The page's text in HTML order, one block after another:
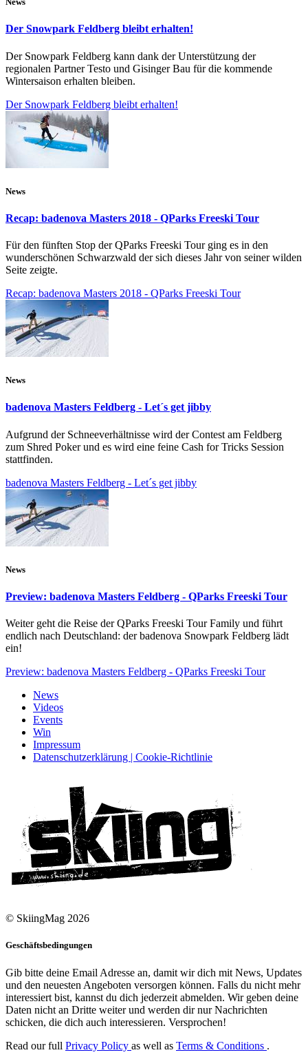
Der Snowpark Feldberg bleibt erhalten!
Der Snowpark Feldberg kann dank der Unterstützung der
regionalen Partner Testo und Gisinger Bau für die kommende
Wintersaison erhalten bleiben.
Der Snowpark Feldberg bleibt erhalten!
News
Recap: badenova Masters 2018 - QParks Freeski Tour
Für den fünften Stop der QParks Freeski Tour ging es in den
wunderschönen Schwarzwald der sich dieses Jahr von seiner wilden
Seite zeigte.
Recap: badenova Masters 2018 - QParks Freeski Tour
News
badenova Masters Feldberg - Let´s get jibby
Aufgrund der Schneeverhältnisse wird der Contest am Feldberg
zum Shred Poker und es wird eine feine Cash for Tricks Session
stattfinden.
badenova Masters Feldberg - Let´s get jibby
News
Preview: badenova Masters Feldberg - QParks Freeski Tour
Weiter geht die Reise der QParks Freeski Tour Family und führt
endlich nach Deutschland: der badenova Snowpark Feldberg lädt
ein!
Preview: badenova Masters Feldberg - QParks Freeski Tour
News
Videos
Events
Win
Impressum
Datenschutzerklärung | Cookie-Richtlinie
© SkiingMag 2026
Geschäftsbedingungen
Gib bitte deine Email Adresse an, damit wir dich mit News, Updates
und den neuesten Angeboten versorgen können. Falls du nicht mehr
interessiert bist, kannst du dich jederzeit abmelden. Wir geben deine
Daten nicht an Dritte weiter und werden dir nur Nachrichten
schicken, die dich auch interessieren. Versprochen!
Read our full Privacy Policy as well as Terms & Conditions .